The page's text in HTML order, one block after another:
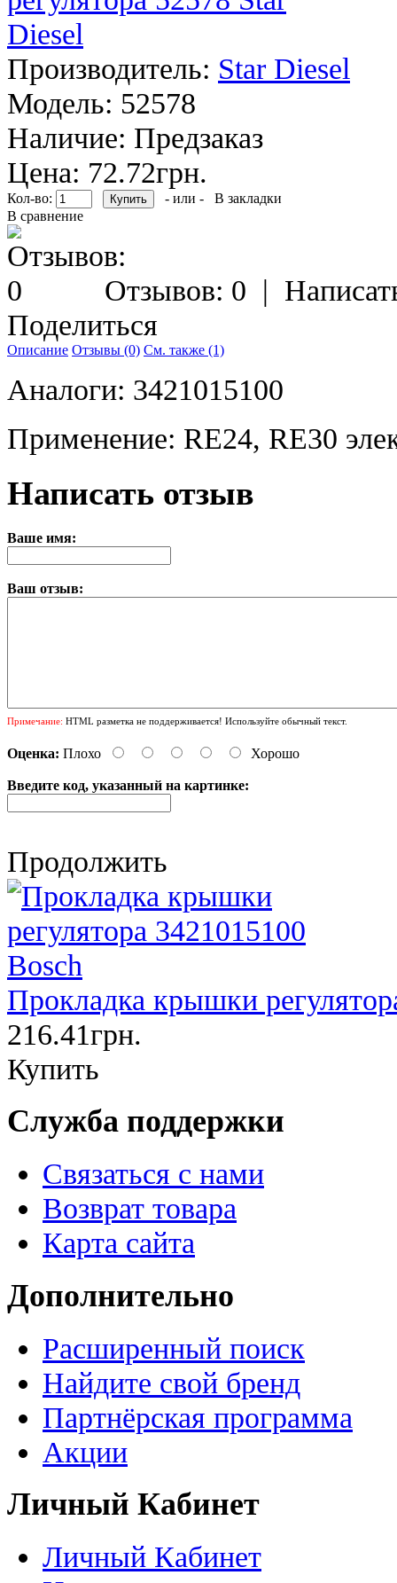
Производитель: Star Diesel
Модель: 52578
Наличие: Предзаказ
Цена: 72.72грн.
Кол-во: - или -
В закладки
В сравнение
Отзывов: 0 |
Поделиться
Описание Отзывы (0) См. также (1)
Аналоги: 3421015100
Применение: RE24, RE30
Написать отзыв
Ваше имя:
Ваш отзыв:
Примечание: HTML разметка не поддерживается! Используйте обычный текст.
Оценка: Плохо Хорошо
Введите код, указанный на картинке:
Продолжить
Прокладка крышки
216.41грн.
Купить
Служба поддержки
Связаться с нами
Возврат товара
Карта сайта
Дополнительно
Расширенный поиск
Найдите свой бренд
Партнёрская программа
Акции
Личный Кабинет
Личный Кабинет